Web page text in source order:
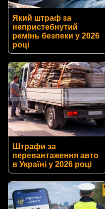
Який штраф за
непристебнутий
ремінь безпеки у 2026
році
Штрафи за
перевантаження авто
в Україні у 2026 році